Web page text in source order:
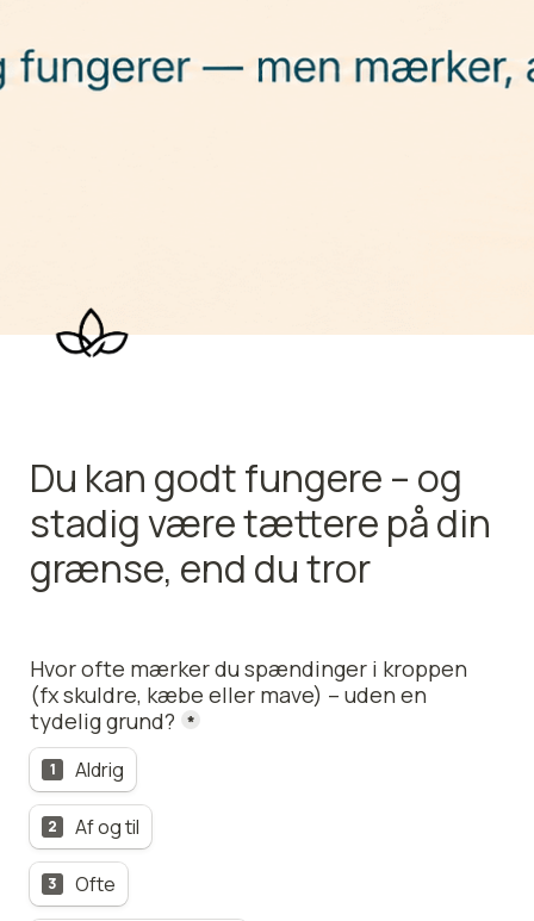
Du kan godt fungere – og
stadig være tættere på din
grænse, end du tror
Hvor ofte mærker du spændinger i kroppen
(fx skuldre, kæbe eller mave) – uden en
tydelig grund? *
1 Aldrig
2 Af og til
3 Ofte